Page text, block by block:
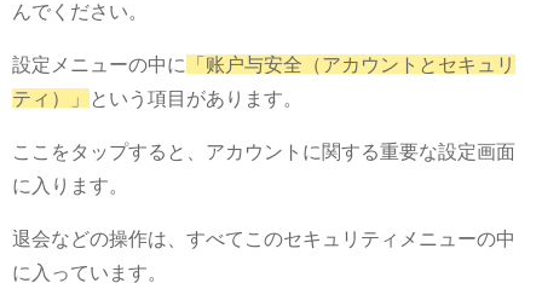
んでください。
設定メニューの中に
「账户与安全（アカウントとセキュリ
ティ）」
という項目があります。
ここをタップすると、アカウントに関する重要な設定画面
に入ります。
退会などの操作は、すべてこのセキュリティメニューの中
に入っています。